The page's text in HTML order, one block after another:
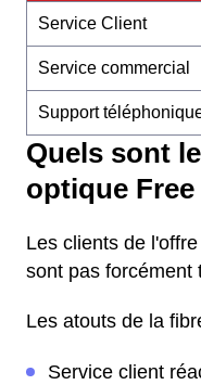
Service Client
Service commercial
Support
Quels sont
optique
Les clients de
sont pas forcément
Les atouts de la
Service client